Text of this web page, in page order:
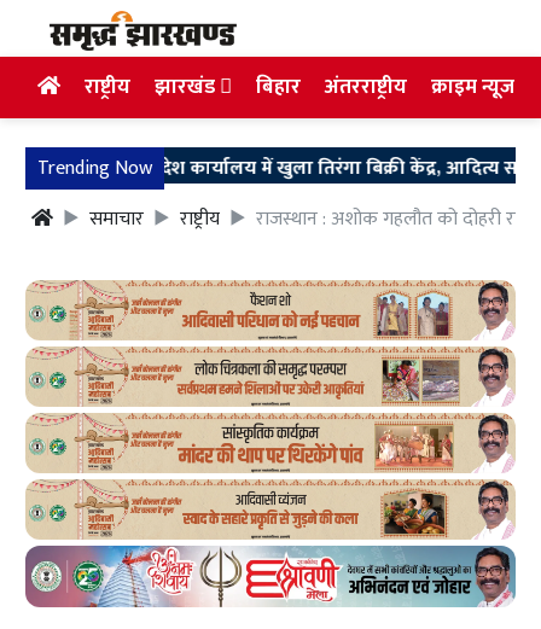
राष्ट्रीय झारखंड बिहार अंतरराष्ट्रीय क्राइम न्यूज
Trending Now
भाजपा प्रदेश कार्यालय में खुला तिरंगा बिक्री केंद्र, आदित्य साहू ने किया
समाचार
राष्ट्रीय राजस्थान : अशोक गहलौत को दोहरी